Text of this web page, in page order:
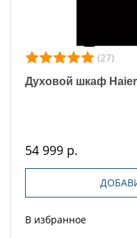
(27)
Духовой шкаф Haier
54 999 р.
В избранное